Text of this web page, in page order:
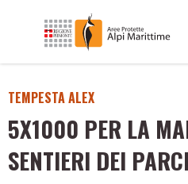
TEMPESTA ALEX
5X1000 PER LA
SENTIERI DEI